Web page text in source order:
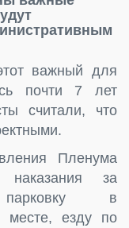
важный для
почти 7 лет
считали, что
Пленума
наказания за
в
месте, езду по